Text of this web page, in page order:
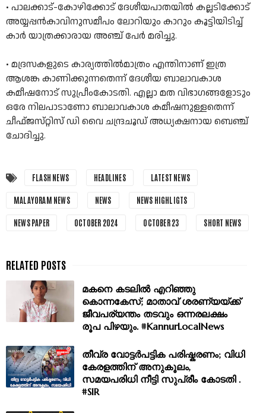
• പാലക്കാട്-കോഴിക്കോട് ദേശീയപാതയിൽ കല്ലടിക്കോട്
അയ്യപ്പൻകാവിനുസമീപം ലോറിയും കാറും കൂട്ടിയിടിച്ച്
കാർ യാത്രക്കാരായ അഞ്ച് പേർ മരിച്ചു.
• മദ്രസകളുടെ കാര്യത്തിൽമാത്രം എന്തിനാണ്‌ ഇത്ര
ആശങ്ക കാണിക്കുന്നതെന്ന്‌ ദേശീയ ബാലാവകാശ
കമീഷനോട്‌ സുപ്രീംകോടതി. എല്ലാ മത വിഭാഗങ്ങളോടും
ഒരേ നിലപാടാണോ ബാലാവകാശ കമീഷനുള്ളതെന്ന്
ചീഫ്‌ജസ്‌റ്റിസ്‌ ഡി വൈ ചന്ദ്രചൂഡ്‌ അധ്യക്ഷനായ ബെഞ്ച്‌
ചോദിച്ചു.
FLASH NEWS HEADLINES LATEST NEWS
MALAYORAM NEWS NEWS NEWS HIGHLIGTS
NEWS PAPER OCTOBER 2024 OCTOBER 23 SHORT NEWS
മകനെ കടലിൽ എറിഞ്ഞു
കൊന്നകേസ്; മാതാവ് ശരണ്യയ്ക്ക്
ജീവപര്യന്തം തടവും ഒന്നരലക്ഷം
രൂപ പിഴയും. #KannurLocalNews
തീവ്ര വോട്ടർപട്ടിക പരിഷ്കരണം; വിധി
കേരളത്തിന് അനുകൂലം,
സമയപരിധി നീട്ടി സുപ്രീം കോടതി .
#SIR